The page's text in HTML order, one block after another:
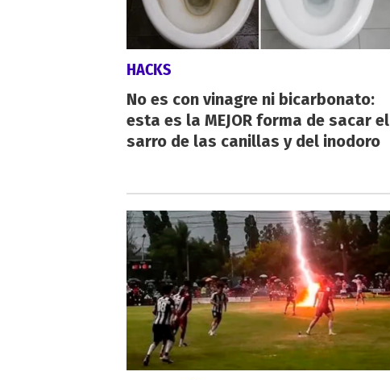
HACKS
No es con vinagre ni bicarbonato:
esta es la MEJOR forma de sacar el
sarro de las canillas y del inodoro